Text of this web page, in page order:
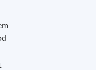
常需要其他模組。請向相關專